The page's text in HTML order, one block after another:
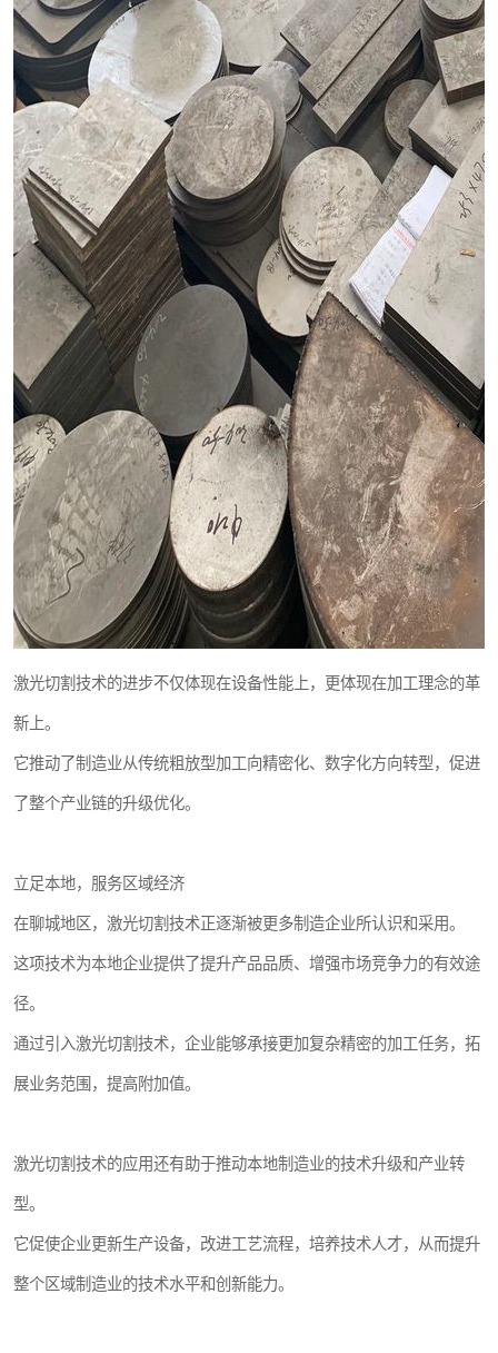
激光切割技术的进步不仅体现在设备性能上，更体现在加工理念的革
新上。
它推动了制造业从传统粗放型加工向精密化、数字化方向转型，促进
了整个产业链的升级优化。
立足本地，服务区域经济
在聊城地区，激光切割技术正逐渐被更多制造企业所认识和采用。
这项技术为本地企业提供了提升产品品质、增强市场竞争力的有效途
径。
通过引入激光切割技术，企业能够承接更加复杂精密的加工任务，拓
展业务范围，提高附加值。
激光切割技术的应用还有助于推动本地制造业的技术升级和产业转
型。
它促使企业更新生产设备，改进工艺流程，培养技术人才，从而提升
整个区域制造业的技术水平和创新能力。